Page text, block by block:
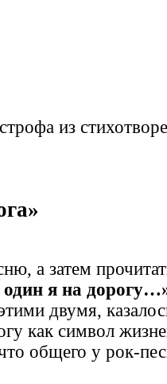
из
а затем
я на
двумя,
как символ
общего у рок-